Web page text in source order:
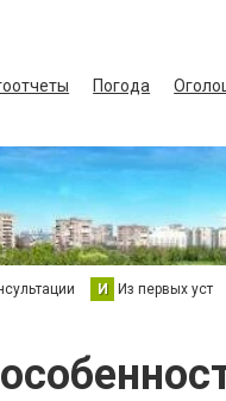
Погода
И Из первых уст